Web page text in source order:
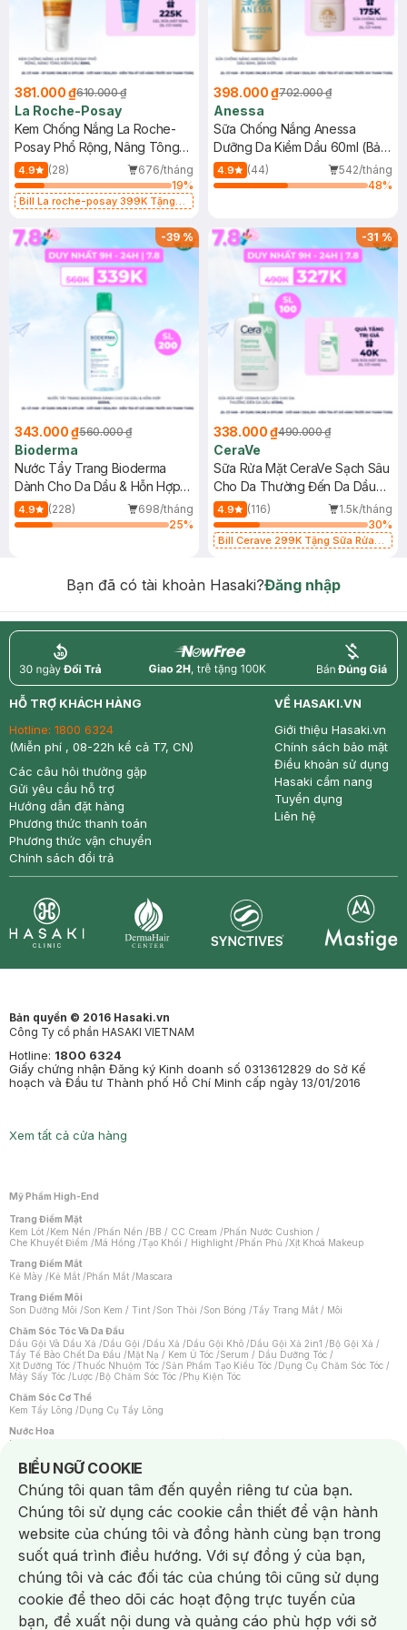
381.000 ₫610.000 ₫
La Roche-Posay
Kem Chống Nắng La Roche-
Posay Phổ Rộng, Nâng Tông
Kiềm Dầu 50ml
4.9 (28)
676/tháng
19%
Bill La roche-posay 399K Tặng
(SL có hạn)
398.000 ₫702.000 ₫
Anessa
Sữa Chống Nắng Anessa
Dưỡng Da Kiềm Dầu 60ml (Bản
Mới)
4.9 (44)
542/tháng
48%
-39%
343.000 ₫560.000 ₫
Bioderma
Nước Tẩy Trang Bioderma
Dành Cho Da Dầu & Hỗn Hợp
500ml
4.9 (228)
698/tháng
25%
-31%
338.000 ₫490.000 ₫
CeraVe
Sữa Rửa Mặt CeraVe Sạch Sâu
Cho Da Thường Đến Da Dầu
473ml
4.9 (116)
1.5k/tháng
30%
Bill Cerave 299K Tặng Sữa Rửa
Bạn đã có tài khoản Hasaki?Đăng nhập
return nowfree price
HỖ TRỢ KHÁCH HÀNG
Hotline: 1800 6324
(Miễn phí , 08-22h kể cả T7, CN)
Các câu hỏi thường gặp
Gửi yêu cầu hỗ trợ
Hướng dẫn đặt hàng
Phương thức thanh toán
Phương thức vận chuyển
Chính sách đổi trả
VỀ HASAKI.VN
Giới thiệu Hasaki.vn
Chính sách bảo mật
Điều khoản sử dụng
Hasaki cẩm nang
Tuyển dụng
Liên hệ
Bản quyền © 2016 Hasaki.vn
Công Ty cổ phần HASAKI VIETNAM
Hotline: 1800 6324
Giấy chứng nhận Đăng ký Kinh doanh số 0313612829 do Sở Kế
hoạch và Đầu tư Thành phố Hồ Chí Minh cấp ngày 13/01/2016
Xem tất cả cửa hàng
Mỹ Phẩm High-End
Trang Điểm Mặt
Kem Lót /Kem Nền /Phấn Nền /BB / CC Cream /Phấn Nước Cushion /
Che Khuyết Điểm /Má Hồng /Tạo Khối / Highlight /Phấn Phủ /Xịt Khoá Makeup
Trang Điểm Mắt
Kẻ Mày /Kẻ Mắt /Phấn Mắt /Mascara
Trang Điểm Môi
Son Dưỡng Môi /Son Kem / Tint /Son Thỏi /Son Bóng /Tẩy Trang Mắt / Môi
Chăm Sóc Tóc Và Da Đầu
Dầu Gội Và Dầu Xả /Dầu Gội /Dầu Xả /Dầu Gội Khô /Dầu Gội Xả 2in1 /Bộ Gội Xả /
Tẩy Tế Bào Chết Da Đầu /Mặt Nạ / Kem Ủ Tóc /Serum / Dầu Dưỡng Tóc /
Xịt Dưỡng Tóc /Thuốc Nhuộm Tóc /Sản Phẩm Tạo Kiểu Tóc /Dụng Cụ Chăm Sóc Tóc /
Máy Sấy Tóc /Lược /Bộ Chăm Sóc Tóc /Phụ Kiện Tóc
Chăm Sóc Cơ Thể
Kem Tẩy Lông /Dụng Cụ Tẩy Lông
Nước Hoa
Nước Hoa Nữ
Chăm Sóc Cá Nhân
Chống Muỗi /Khẩu Trang /Máy Massage/Mặt Nạ Xông Hơi /Nước Rửa Tay/
Sản Phẩm Chăm Sóc Khác /Bàn Chải Đánh Răng /Bàn Chải Điện/
Hỗ Trợ Trắng Răng/Kem Đánh Răng /Máy Tăm Nước/ Nước Súc Miệng/
Tăm / Chỉ Nha Khoa/ Xịt Thơm Miệng / Dung Dịch Vệ Sinh/Dưỡng Vùng Kín/
Khăn Ướt Vệ Sinh Vùng Kín/Băng Vệ Sinh/Tampon/Bọt Cạo Râu /Dao Cạo Râu/
Máy Cạo Râu
Vấn Đề Về Da
Da Dầu / Lỗ Chân Lông To/ Da Khô / Mất Nước/ Da Lão Hóa/ Da Mụn/
Da Nhạy Cảm / Kích Ứng
Da Xỉn Màu Thâm / Nám / Tàn Nhang
Quầng Thâm & Bọng Mắt /Sẹo /Viêm Da Cơ Địa
Dụng Cụ / Phụ Kiện Chăm Sóc Da
BIỂU NGỮ COOKIE
Notice about cookies usage
Chúng tôi quan tâm đến quyền riêng tư của bạn.
Chúng tôi sử dụng các cookie cần thiết để vận hành
website của chúng tôi và đồng hành cùng bạn trong
suốt quá trình điều hướng. Với sự đồng ý của bạn,
chúng tôi và các đối tác của chúng tôi cũng sử dụng
cookie để theo dõi các hoạt động trực tuyến của
bạn, đề xuất nội dung và quảng cáo phù hợp với sở